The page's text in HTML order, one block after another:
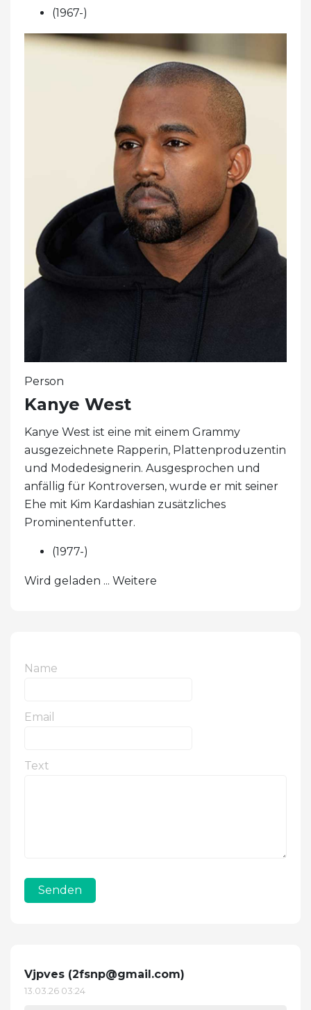
(1967-)
Person
Kanye West
Kanye West ist eine mit einem Grammy
ausgezeichnete Rapperin, Plattenproduzentin
und Modedesignerin. Ausgesprochen und
anfällig für Kontroversen, wurde er mit seiner
Ehe mit Kim Kardashian zusätzliches
Prominentenfutter.
(1977-)
Wird geladen ... Weitere
Name
Email
Text
Senden
Vjpves (2fsnp@gmail.com)
13.03.26 03:24